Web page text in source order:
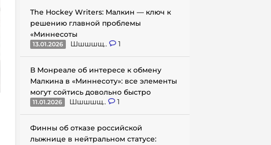
The Hockey Writers: Малкин — ключ к
решению главной проблемы
«Миннесоты
13.01.2026 Шшшшщ.. 1
В Монреале об интересе к обмену
Малкина в «Миннесоту»: все элементы
могут сойтись довольно быстро
11.01.2026 Шшшшщ.. 1
Финны об отказе российской
лыжнице в нейтральном статусе: